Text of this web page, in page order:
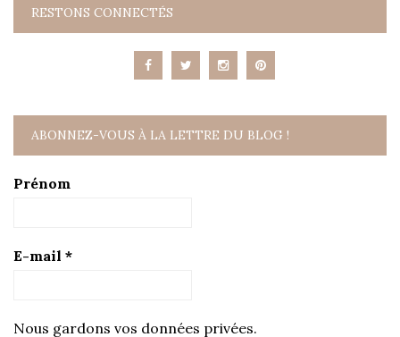
RESTONS CONNECTÉS
ABONNEZ-VOUS À LA LETTRE DU BLOG !
Prénom
E-mail *
Nous gardons vos données privées.